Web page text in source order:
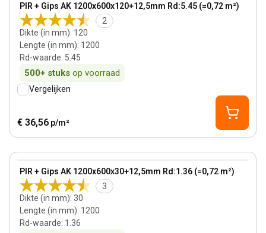
PIR + Gips AK 1200x600x120+12,5mm Rd:5.45 (=0,72 m²)
2
Dikte (in mm): 120
Lengte (in mm): 1200
Rd-waarde: 5.45
500+ stuks op voorraad
Vergelijken
€ 36,56 p/m²
PIR + Gips AK 1200x600x30+12,5mm Rd:1.36 (=0,72 m²)
3
Dikte (in mm): 30
Lengte (in mm): 1200
Rd-waarde: 1.36
View product